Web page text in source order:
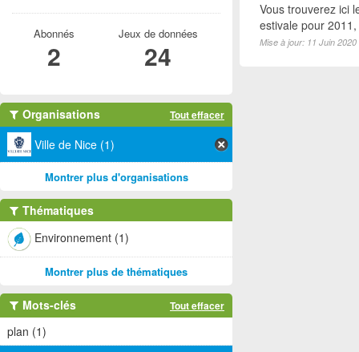
Vous trouverez ici
estivale pour
Mise à jour: 11 Juin 2020
Abonnés
2
Jeux de données
24
Organisations Tout effacer
Ville de Nice (1)
Montrer plus d'organisations
Thématiques
Environnement (1)
Montrer plus de thématiques
Mots-clés Tout effacer
plan (1)